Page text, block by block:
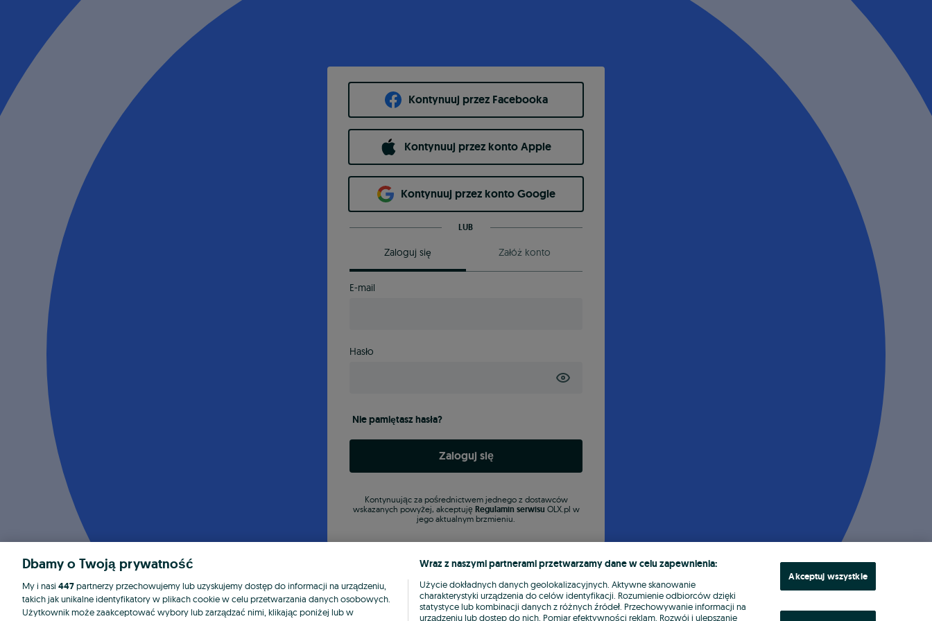
Kontynuuj przez Facebooka
Kontynuuj przez konto Apple
Kontynuuj przez konto Google
LUB
Zaloguj się Załóż konto
E-mail
Hasło
Nie pamiętasz hasła?
Zaloguj się
Kontynuując za pośrednictwem jednego z dostawców
wskazanych powyżej, akceptuję Regulamin serwisu OLX.pl w
jego aktualnym brzmieniu.
Dbamy o Twoją prywatność
My i nasi 447partnerzy przechowujemy lub uzyskujemy dostęp do informacji na urządzeniu,
takich jak unikalne identyfikatory w plikach cookie w celu przetwarzania danych osobowych.
Użytkownik może zaakceptować wybory lub zarządzać nimi, klikając poniżej lub w
Wraz z naszymi partnerami przetwarzamy dane w celu zapewnienia:
Użycie dokładnych danych geolokalizacyjnych. Aktywne skanowanie
charakterystyki urządzenia do celów identyfikacji. Rozumienie odbiorców dzięki
statystyce lub kombinacji danych z różnych źródeł. Przechowywanie informacji na
urządzeniu lub dostęp do nich. Pomiar efektywności reklam. Rozwój i ulepszanie
Akceptuj wszystkie